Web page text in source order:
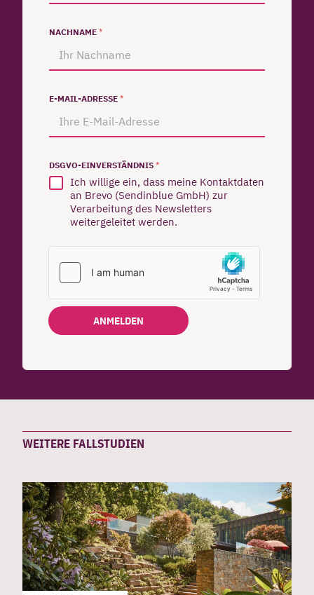
NACHNAME *
E-MAIL-ADRESSE *
DSGVO-EINVERSTÄNDNIS *
Ich willige ein, dass meine Kontaktdaten
an Brevo (Sendinblue GmbH) zur
Verarbeitung des Newsletters
weitergeleitet werden.
ANMELDEN
WEITERE FALLSTUDIEN